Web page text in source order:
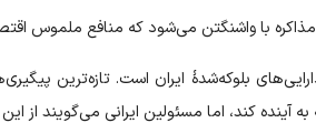
با واشنگتن می‌شود که منافع ملموس
بلوکه‌شدهٔ ایران است. تازه‌ترین
آینده کند، اما مسئولین ایرانی می‌گویند از